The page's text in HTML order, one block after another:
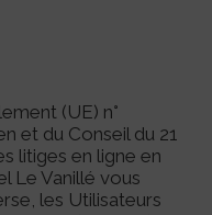
(UE) n°
et du Conseil du 21
litiges en ligne en
Le Vanillé vous
les Utilisateurs